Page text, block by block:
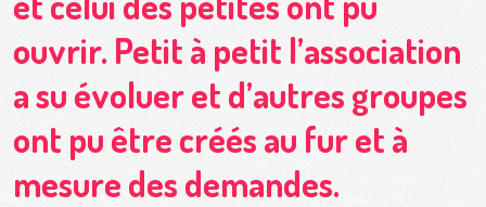
ouvrir. Petit à petit l’association
a su évoluer et d’autres groupes
ont pu être créés au fur et à
mesure des demandes.